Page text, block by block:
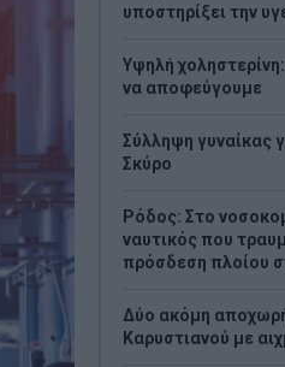
υποστηρίξει την
Υψηλή
να αποφεύγουμε
Σύλληψη γυναίκας
Σκύρο
Ρόδος: Στο
ναυτικός που
πρόσδεση πλοίου
Δύο ακόμη
Καρυστιανού με